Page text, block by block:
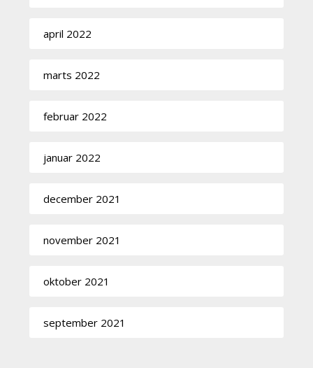
april 2022
marts 2022
februar 2022
januar 2022
december 2021
november 2021
oktober 2021
september 2021